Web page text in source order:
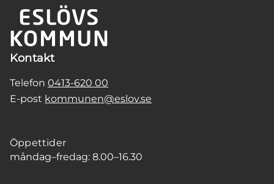
Kontakt
Telefon 0413-620 00
E-post kommunen@eslov.se
Öppettider
måndag–fredag: 8.00–16.30